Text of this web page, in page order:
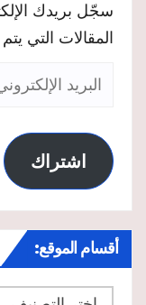
سجّل بريدك
المقالات التي
البريد
اشتراك
أقسام الموقع:
أقسام